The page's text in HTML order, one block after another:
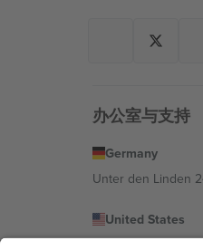
办公室与支持
Germany
Unter den Linden
United States